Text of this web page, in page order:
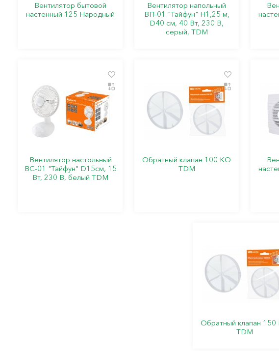
Вентилятор бытовой
настенный 125 Народный
Вентилятор напольный
ВП-01 "Тайфун" H1,25 м,
D40 см, 40 Вт, 230 В,
серый, TDM
Вентилятор настольный
ВС-01 "Тайфун" D15см, 15
Вт, 230 В, белый TDM
Обратный клапан 100 КО
TDM
Обратный клапан
TDM